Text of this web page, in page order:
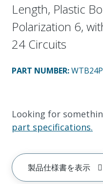
Length, Plastic
Polarization 6,
24 Circuits
PART NUMBER:
Looking for
part specifications.
製品仕様書を表示